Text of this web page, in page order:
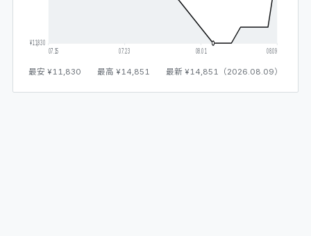
¥11,830
07.15
07.23 08.01 08.09
最安 ¥11,830 最高 ¥14,851 最新 ¥14,851 （2026.08.09）